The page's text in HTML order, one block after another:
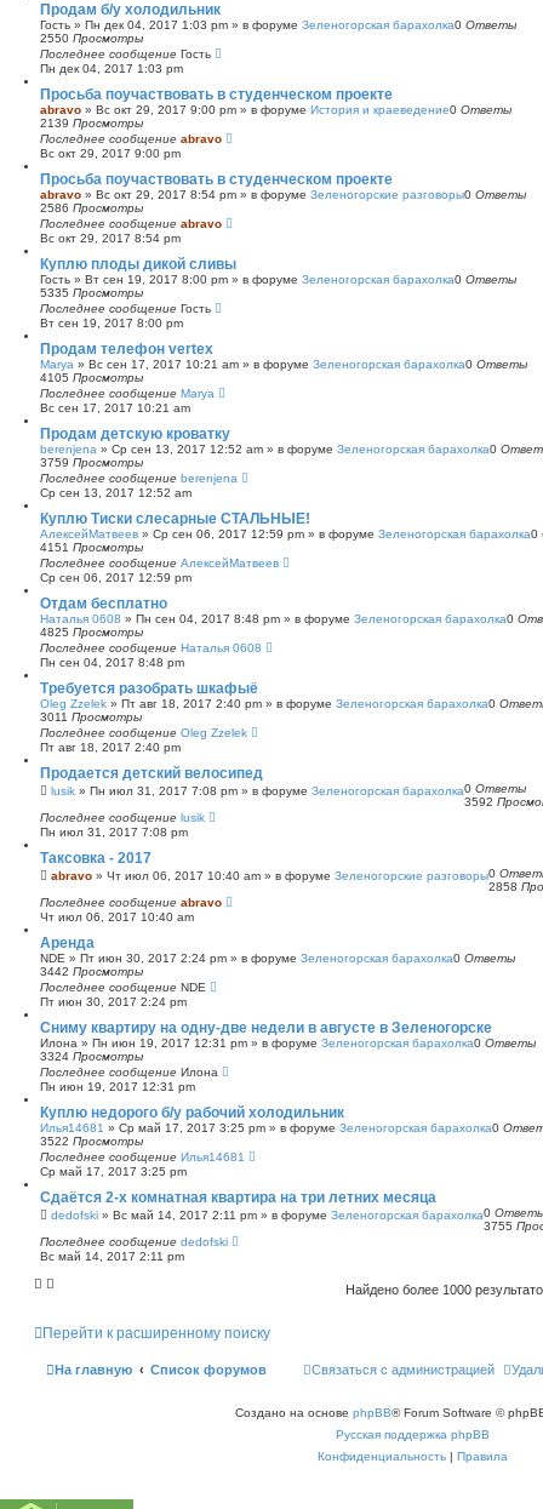
Продам б/у холодильник
Гость » Пн дек 04, 2017 1:03 pm » в форуме Зеленогорская барахолка0 Ответы
2550 Просмотры
Последнее сообщение Гость
Пн дек 04, 2017 1:03 pm
Просьба поучаствовать в студенческом проекте
abravo » Вс окт 29, 2017 9:00 pm » в форуме История и краеведение0 Ответы
2139 Просмотры
Последнее сообщение abravo
Вс окт 29, 2017 9:00 pm
Просьба поучаствовать в студенческом проекте
abravo » Вс окт 29, 2017 8:54 pm » в форуме Зеленогорские разговоры0 Ответы
2586 Просмотры
Последнее сообщение abravo
Вс окт 29, 2017 8:54 pm
Куплю плоды дикой сливы
Гость » Вт сен 19, 2017 8:00 pm » в форуме Зеленогорская барахолка0 Ответы
5335 Просмотры
Последнее сообщение Гость
Вт сен 19, 2017 8:00 pm
Продам телефон vertex
Marya » Вс сен 17, 2017 10:21 am » в форуме Зеленогорская барахолка0 Ответы
4105 Просмотры
Последнее сообщение Marya
Вс сен 17, 2017 10:21 am
Продам детскую кроватку
berenjena » Ср сен 13, 2017 12:52 am » в форуме Зеленогорская барахолка0
3759 Просмотры
Последнее сообщение berenjena
Ср сен 13, 2017 12:52 am
Куплю Тиски слесарные СТАЛЬНЫЕ!
АлексейМатвеев » Ср сен 06, 2017 12:59 pm » в форуме Зеленогорская барахолка0
4151 Просмотры
Последнее сообщение АлексейМатвеев
Ср сен 06, 2017 12:59 pm
Отдам бесплатно
Наталья 0608 » Пн сен 04, 2017 8:48 pm » в форуме Зеленогорская барахолка0
4825 Просмотры
Последнее сообщение Наталья 0608
Пн сен 04, 2017 8:48 pm
Требуется разобрать шкафыё
Oleg Zzelek » Пт авг 18, 2017 2:40 pm » в форуме Зеленогорская барахолка0
3011 Просмотры
Последнее сообщение Oleg Zzelek
Пт авг 18, 2017 2:40 pm
Продается детский велосипед
lusik » Пн июл 31, 2017 7:08 pm » в форуме Зеленогорская барахолка0 Ответы
3592
Последнее сообщение lusik
Пн июл 31, 2017 7:08 pm
Таксовка - 2017
abravo » Чт июл 06, 2017 10:40 am » в форуме Зеленогорские разговоры0
2858
Последнее сообщение abravo
Чт июл 06, 2017 10:40 am
Аренда
NDE » Пт июн 30, 2017 2:24 pm » в форуме Зеленогорская барахолка0 Ответы
3442 Просмотры
Последнее сообщение NDE
Пт июн 30, 2017 2:24 pm
Сниму квартиру на одну-две недели в августе в Зеленогорске
Илона » Пн июн 19, 2017 12:31 pm » в форуме Зеленогорская барахолка0 Ответы
3324 Просмотры
Последнее сообщение Илона
Пн июн 19, 2017 12:31 pm
Куплю недорого б/у рабочий холодильник
Илья14681 » Ср май 17, 2017 3:25 pm » в форуме Зеленогорская барахолка0
3522 Просмотры
Последнее сообщение Илья14681
Ср май 17, 2017 3:25 pm
Сдаётся 2-х комнатная квартира на три летних месяца
dedofski » Вс май 14, 2017 2:11 pm » в форуме Зеленогорская барахолка0
3755
Последнее сообщение dedofski
Вс май 14, 2017 2:11 pm
Найдено более 1000
Перейти к расширенному поиску
На главную Список форумов Связаться с администрацией
Создано на основе phpBB® Forum Software ©
Русская поддержка phpBB
Конфиденциальность | Правила